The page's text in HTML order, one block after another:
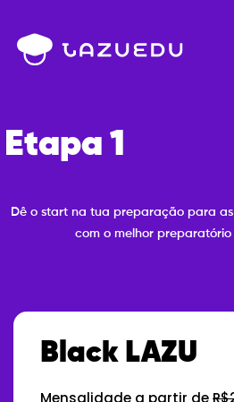
Etapa 1
Dê o start na tua preparação para as
com o melhor preparatório
Black LAZU
Mensalidade a partir de